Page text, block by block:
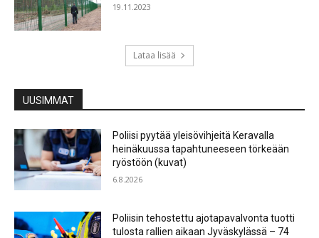
19.11.2023
Lataa lisää
UUSIMMAT
Poliisi pyytää yleisövihjeitä Keravalla
heinäkuussa tapahtuneeseen törkeään
ryöstöön (kuvat)
6.8.2026
Poliisin tehostettu ajotapavalvonta tuotti
tulosta rallien aikaan Jyväskylässä – 74